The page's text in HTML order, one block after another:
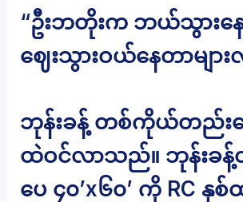
“ဦးဘတိုးက ဘယ်သွားန
ဈေးသွားဝယ်နေတာများ
ဘုန်းခန့် တစ်ကိုယ်တည်းတွ
ထဲဝင်လာသည်။ ဘုန်းခ
ပေ ၄၀’x၆၀’ ကို RC